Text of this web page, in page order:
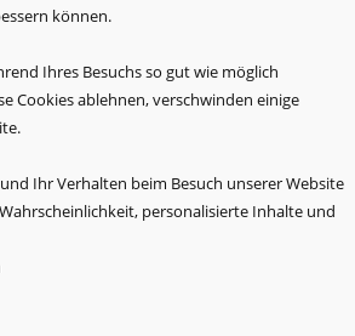
können.
Ihres Besuchs so gut wie möglich
Cookies ablehnen, verschwinden einige
Ihr Verhalten beim Besuch unserer Website
personalisierte Inhalte und